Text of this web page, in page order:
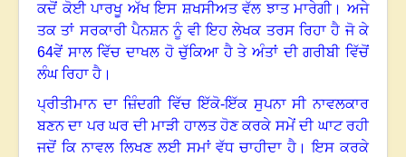
ਕਦੋਂ ਕੋਈ ਪਾਰਖੂ ਅੱਖ ਇਸ ਸ਼ਖਸੀਅਤ ਵੱਲ ਝਾਤ ਮਾਰੇਗੀ।ਅਜੇ
ਤਕ ਤਾਂ ਸਰਕਾਰੀ ਪੈਨਸ਼ਨ ਨੂੰ ਵੀ ਇਹ ਲੇਖਕ ਤਰਸ ਰਿਹਾ ਹੈ ਜੋ ਕੇ
64ਵੇਂ ਸਾਲ ਵਿੱਚ ਦਾਖਲ ਹੋ ਚੁੱਕਿਆ ਹੈ ਤੇ ਅੰਤਾਂ ਦੀ ਗਰੀਬੀ ਵਿੱਚੋਂ
ਲੰਘ ਰਿਹਾ ਹੈ ।
ਪ੍ਰੀਤੀਮਾਨ ਦਾ ਜ਼ਿੰਦਗੀ ਵਿੱਚ ਇੱਕੋ-ਇੱਕ ਸੁਪਨਾ ਸੀ ਨਾਵਲਕਾਰ
ਬਣਨ ਦਾ ਪਰ ਘਰ ਦੀ ਮਾੜੀ ਹਾਲਤ ਹੋਣ ਕਰਕੇ ਸਮੇਂ ਦੀ ਘਾਟ ਰਹੀ
ਜਦੋਂ ਕਿ ਨਾਵਲ ਲਿਖਣ ਲਈ ਸਮਾਂ ਵੱਧ ਚਾਹੀਦਾ ਹੈ ।ਇਸ ਕਰਕੇ